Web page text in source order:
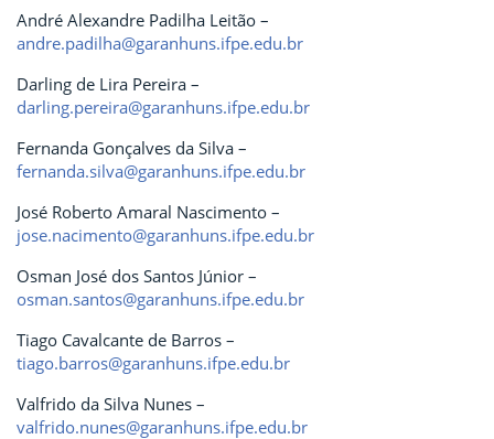
André Alexandre Padilha Leitão –
andre.padilha@garanhuns.ifpe.edu.br
Darling de Lira Pereira –
darling.pereira@garanhuns.ifpe.edu.br
Fernanda Gonçalves da Silva –
fernanda.silva@garanhuns.ifpe.edu.br
José Roberto Amaral Nascimento –
jose.nacimento@garanhuns.ifpe.edu.br
Osman José dos Santos Júnior –
osman.santos@garanhuns.ifpe.edu.br
Tiago Cavalcante de Barros –
tiago.barros@garanhuns.ifpe.edu.br
Valfrido da Silva Nunes –
valfrido.nunes@garanhuns.ifpe.edu.br